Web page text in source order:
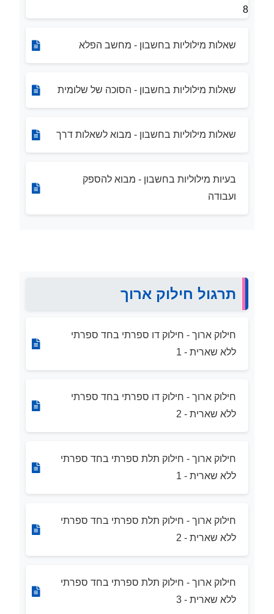
8
שאלות מילוליות בחשבון - מחשב הפלא
שאלות מילוליות בחשבון - הסוכה של שלומית
שאלות מילוליות בחשבון - מבוא לשאלות דרך
בעיות מילוליות בחשבון - מבוא להספק
ועבודה
תרגול חילוק ארוך
חילוק ארוך - חילוק דו ספרתי בחד ספרתי
ללא שארית - 1
חילוק ארוך - חילוק דו ספרתי בחד ספרתי
ללא שארית - 2
חילוק ארוך - חילוק תלת ספרתי בחד ספרתי
ללא שארית - 1
חילוק ארוך - חילוק תלת ספרתי בחד ספרתי
ללא שארית - 2
חילוק ארוך - חילוק תלת ספרתי בחד ספרתי
ללא שארית - 3